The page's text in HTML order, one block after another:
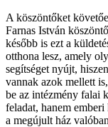
A köszöntőket
Farnas István
később is ezt a
otthona lesz, amely
segítséget nyújt,
vannak azok mellett
be az intézmény falai
feladat, hanem
a megújult ház